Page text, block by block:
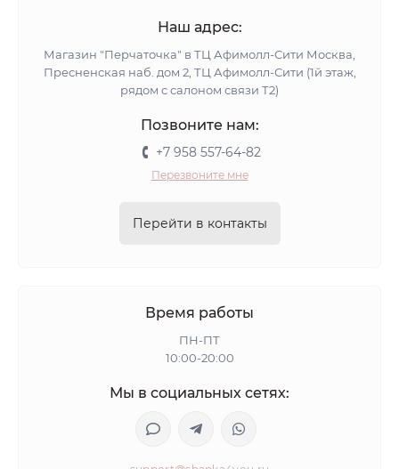
Наш адрес:
Магазин "Перчаточка" в ТЦ Афимолл-Сити Москва,
Пресненская наб. дом 2, ТЦ Афимолл-Сити (1й этаж,
рядом с салоном связи Т2)
Позвоните нам:
+7 958 557-64-82
Перезвоните мне
Перейти в контакты
Время работы
ПН-ПТ
10:00-20:00
Мы в социальных сетях: